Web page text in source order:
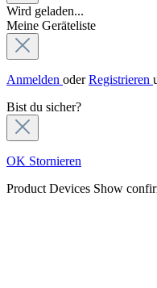
Wird geladen...
Meine Geräteliste
Anmelden oderRegistrieren
Bist du sicher?
OK Stornieren
Product Devices Show